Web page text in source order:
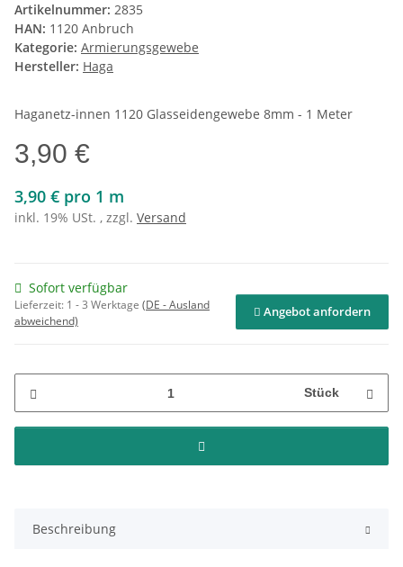
Artikelnummer: 2835
HAN: 1120 Anbruch
Kategorie: Armierungsgewebe
Hersteller: Haga
Haganetz-innen 1120 Glasseidengewebe 8mm - 1 Meter
3,90 €
3,90 € pro 1 m
inkl. 19% USt. , zzgl. Versand
Sofort verfügbar
Lieferzeit: 1 - 3 Werktage (DE - Ausland
abweichend)
Angebot anfordern
Stück
Beschreibung